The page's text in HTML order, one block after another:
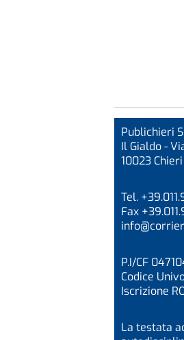
Publichieri
Il Gialdo -
10023
Tel.
Fax
P.I/CF
Codice
Iscrizione
La testata